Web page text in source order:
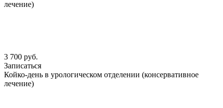
лечение)
3 700 руб.
Записаться
Койко-день в урологическом отделении (консервативное
лечение)